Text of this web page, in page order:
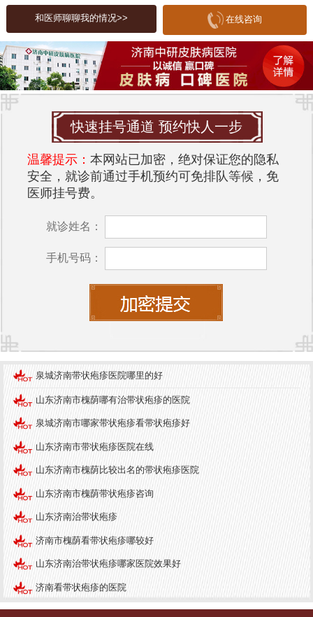
预防带状疱疹的关键在于增强免疫力。保持良好的
生活习惯，如均衡饮食、适量运动、充足睡眠等，
有助于提高身体的抵抗力。此外，接种带状疱疹疫
苗也是有效的预防措施，尤其是对于50岁以上的成
年人，疫苗可以显著降低带状疱疹的发生率和严重
环境对皮肤的影响
环境因素对皮肤健康有着重要影响。空气污染、紫
外线辐射、气候变化等都可能导致皮肤屏障功能受
损，从而增加带状疱疹的发病风险。干燥的空气和
极端的温度变化会使皮肤变得脆弱，容易受到病毒
的侵袭。因此，保持良好的生活环境，定期进行皮
肤护理，能够有效降低带状疱疹的发生几率。
济南中研皮肤病医院
在济南市，针对带状疱疹的治疗和咨询，
能够为患者提供个性化的诊疗方案。医院配备了出
色的医疗设备，能够进行全面的皮肤检查和病毒检
测，确保患者得到准确的诊断和有效的治疗。
在就诊时，医生会根据患者的具体情况，制定相应
的治疗方案，包括抗病毒药物、止痛药物以及局部
护理等。同时，医院还提供心理疏导服务，帮助患
者缓解因疾病带来的心理压力。
结语
带状疱疹虽然是一种常见的皮肤病，但其带来的痛
苦和困扰不容小觑。通过了解带状疱疹的基本常
识、预防措施以及环境对皮肤的影响，我们可以更
和医师聊聊我的情况>> 在线咨询
快速挂号通道 预约快人一步
温馨提示： 本网站已加密，绝对保证您的隐私
安全，就诊前通过手机预约可免排队等候，免
医师挂号费。
就诊姓名：
手机号码：
泉城济南带状疱疹医院哪里的好
山东济南市槐荫哪有治带状疱疹的医院
泉城济南市哪家带状疱疹看带状疱疹好
山东济南市带状疱疹医院在线
山东济南市槐荫比较出名的带状疱疹医院
山东济南市槐荫带状疱疹咨询
山东济南治带状疱疹
济南市槐荫看带状疱疹哪较好
山东济南治带状疱疹哪家医院效果好
济南看带状疱疹的医院